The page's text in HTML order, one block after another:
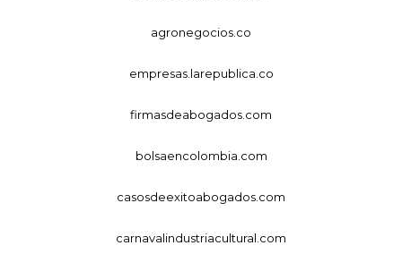
agronegocios.co
empresas.larepublica.co
firmasdeabogados.com
bolsaencolombia.com
casosdeexitoabogados.com
carnavalindustriacultural.com